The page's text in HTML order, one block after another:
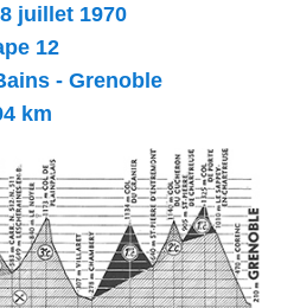
juillet 1970
12
- Grenoble
km